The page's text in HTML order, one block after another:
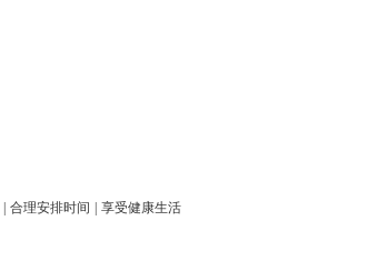
合理安排时间
享受健康生活